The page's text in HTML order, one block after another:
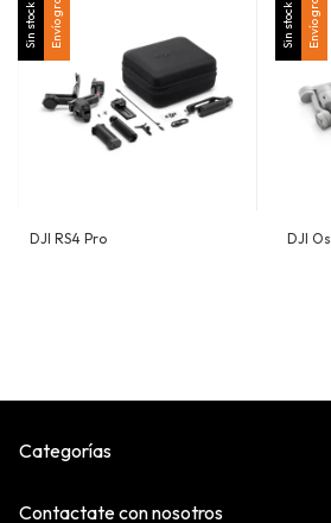
Sin stock Envío gratis
DJI RS4 Pro
Sin stock Envío gratis
DJI
Categorías
Contactate con nosotros